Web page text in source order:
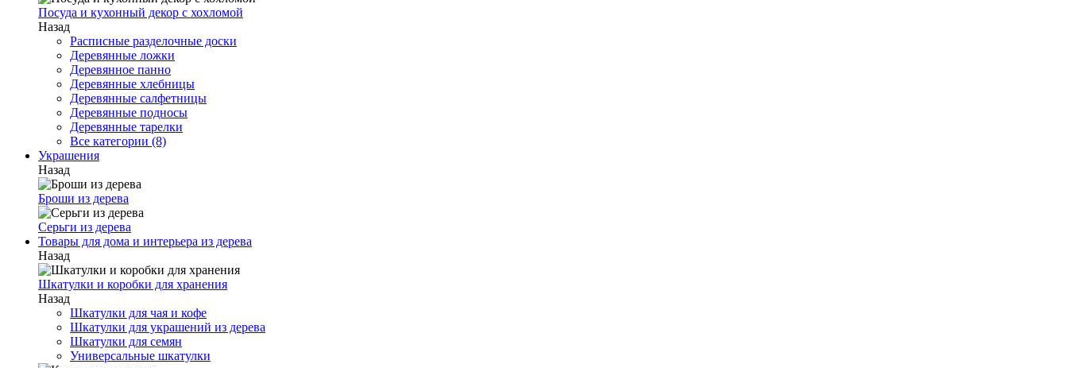
Посуда и кухонный декор с хохломой
Назад
Расписные разделочные доски
Деревянные ложки
Деревянное панно
Деревянные хлебницы
Деревянные салфетницы
Деревянные подносы
Деревянные тарелки
Все категории (8)
Украшения
Назад
Броши из дерева
Серьги из дерева
Товары для дома и интерьера из дерева
Назад
Шкатулки и коробки для хранения
Назад
Шкатулки для чая и кофе
Шкатулки для украшений из дерева
Шкатулки для семян
Универсальные шкатулки